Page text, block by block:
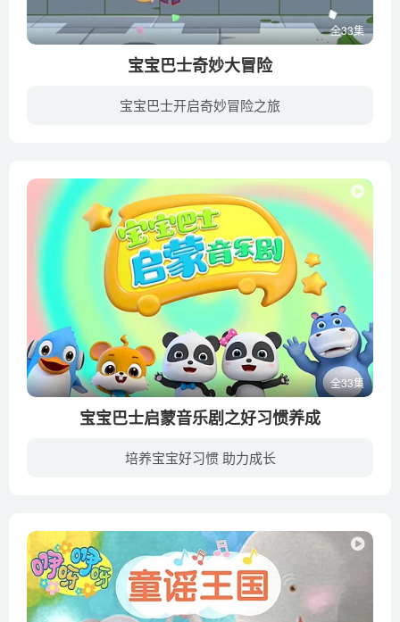
全33集
宝宝巴士奇妙大冒险
宝宝巴士开启奇妙冒险之旅
全33集
宝宝巴士启蒙音乐剧之好习惯养成
培养宝宝好习惯 助力成长